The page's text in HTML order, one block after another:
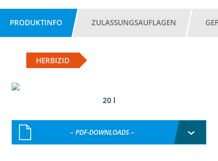
PRODUKTINFO ZULASSUNGSAUFLAGEN
HERBIZID
20 l
– PDF-DOWNLOADS –